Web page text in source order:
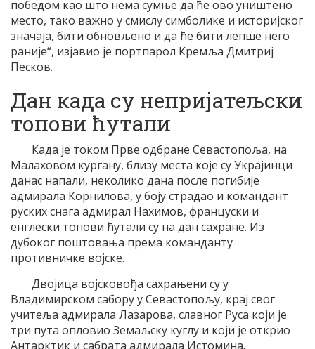
победом као што нема сумње да ће ово уништено
место, тако важно у смислу симболике и историјског
значаја, бити обновљено и да ће бити лепше него
раније“, изјавио је портпарол Кремља Дмитриј
Песков.
Дан када су непријатељски
топови ћутали
Када је током Прве одбране Севастопоља, на
Малаховом кургану, близу места које су Украјинци
данас напали, неколико дана после погибије
адмирала Корнилова, у боју страдао и командант
руских снага адмирал Нахимов, француски и
енглески топови ћутали су на дан сахране. Из
дубоког поштовања према команданту
противничке војске.
Двојица војсковођа сахрањени су у
Владимирском сабору у Севастопољу, крај свог
учитеља адмирала Лазарова, славног Руса који је
три пута опловио Земаљску куглу и који је открио
Антарктик и сабрата адмирала Истомина.